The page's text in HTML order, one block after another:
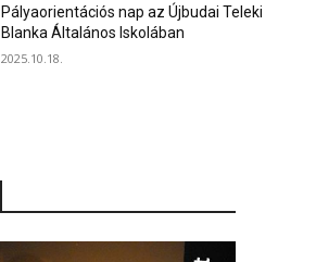
Pályaorientációs nap az Újbudai Teleki
Blanka Általános Iskolában
2025.10.18.